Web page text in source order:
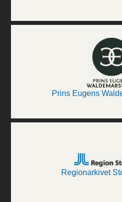
Prins Eugens
Regionarkivet